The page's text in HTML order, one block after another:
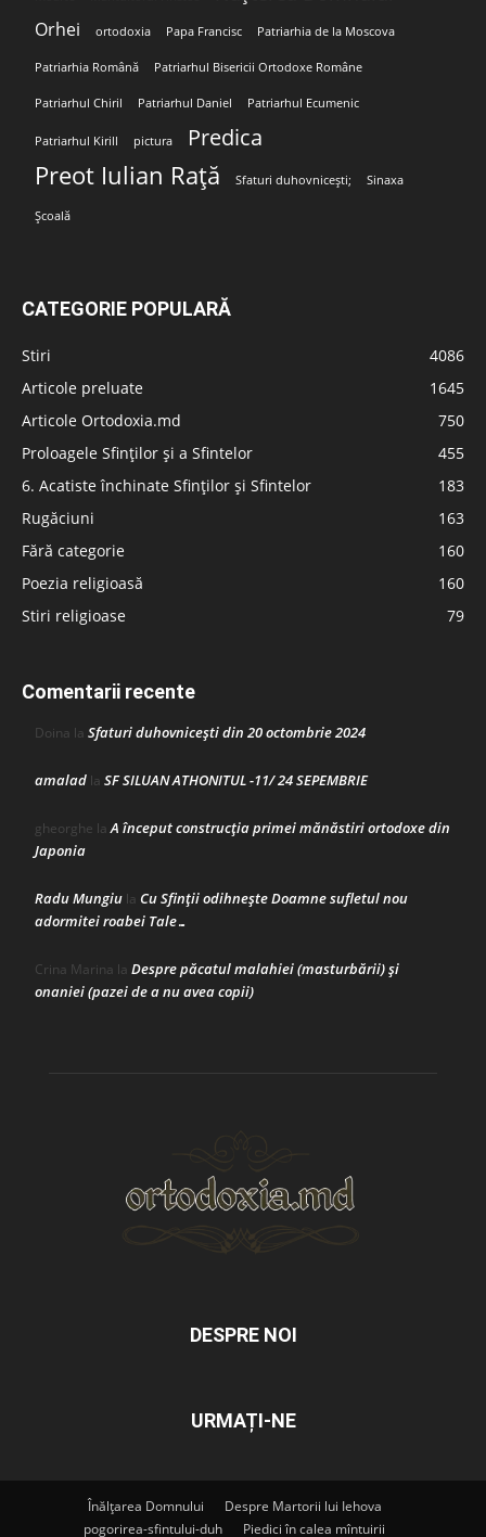
Orhei ortodoxia Papa Francisc Patriarhia de la Moscova
Patriarhia Română Patriarhul Bisericii Ortodoxe Române
Patriarhul Chiril Patriarhul Daniel Patriarhul Ecumenic
Patriarhul Kirill pictura Predica
Preot Iulian Rață Sfaturi duhovnicești; Sinaxa
Școală
CATEGORIE POPULARĂ
Stiri
4086
Articole preluate
1645
Articole Ortodoxia.md
750
Proloagele Sfinților și a Sfintelor
455
6. Acatiste închinate Sfinților și Sfintelor
183
Rugăciuni
163
Fără categorie
160
Poezia religioasă
160
Stiri religioase
79
Comentarii recente
Doina la Sfaturi duhovnicești din 20 octombrie 2024
amalad la SF SILUAN ATHONITUL -11/ 24 SEPEMBRIE
gheorghe laA început construcţia primei mănăstiri ortodoxe din
Japonia
Radu Mungiu la Cu Sfinții odihnește Doamne sufletul nou
adormitei roabei Tale…
Crina Marina la Despre păcatul malahiei (masturbării) şi
onaniei (pazei de a nu avea copii)
DESPRE NOI
URMAȚI-NE
Înălțarea Domnului
Despre Martorii lui Iehova
pogorirea-sfintului-duh
Piedici în calea mîntuirii